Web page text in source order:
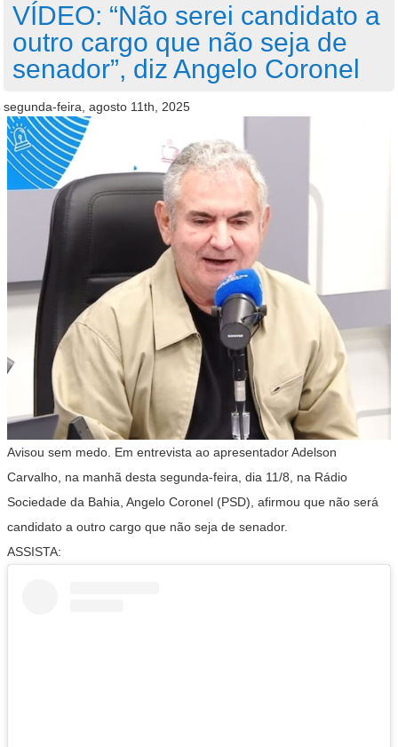
VÍDEO: “Não serei candidato a
outro cargo que não seja de
senador”, diz Angelo Coronel
segunda-feira, agosto 11th, 2025
Avisou sem medo. Em entrevista ao apresentador Adelson
Carvalho, na manhã desta segunda-feira, dia 11/8, na Rádio
Sociedade da Bahia, Angelo Coronel (PSD), afirmou que não será
candidato a outro cargo que não seja de senador.
ASSISTA: